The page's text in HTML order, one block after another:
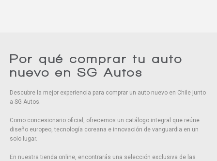
Por qué comprar tu auto
nuevo en SG Autos
Descubre la mejor experiencia para comprar un auto nuevo en Chile junto
a SG Autos.
Como concesionario oficial, ofrecemos un catálogo integral que reúne
diseño europeo, tecnología coreana e innovación de vanguardia en un
solo lugar.
En nuestra tienda online, encontrarás una selección exclusiva de las